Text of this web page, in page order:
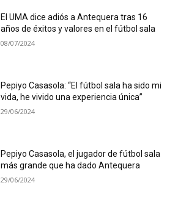
El UMA dice adiós a Antequera tras 16
años de éxitos y valores en el fútbol sala
08/07/2024
Pepiyo Casasola: “El fútbol sala ha sido mi
vida, he vivido una experiencia única”
29/06/2024
Pepiyo Casasola, el jugador de fútbol sala
más grande que ha dado Antequera
29/06/2024